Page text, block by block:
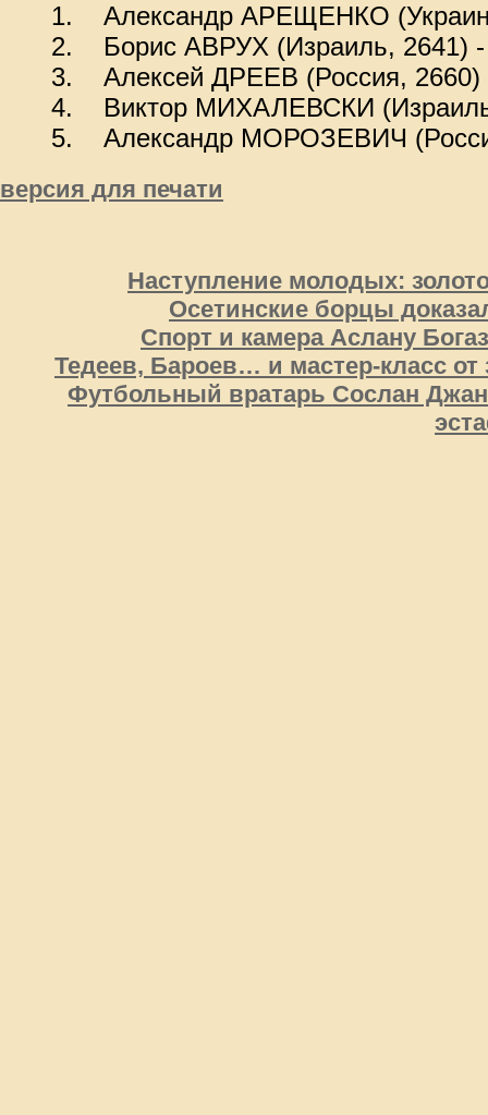
1.
Александр АРЕЩЕНКО
2.
Борис АВРУХ (Израиль, 2641)
3.
Алексей ДРЕЕВ (Россия, 2660)
4.
Виктор МИХАЛЕВСКИ
5.
Александр МОРОЗЕВИЧ
версия для печати
Наступление молодых:
Осетинские борцы
Спорт и камера Аслану
Тедеев, Бароев… и мастер-класс от
Футбольный вратарь Сослан